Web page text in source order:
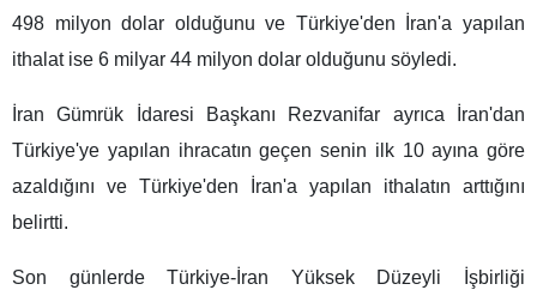
498 milyon dolar olduğunu ve Türkiye'den İran'a yapılan
ithalat ise 6 milyar 44 milyon dolar olduğunu söyledi.
İran Gümrük İdaresi Başkanı Rezvanifar ayrıca İran'dan
Türkiye'ye yapılan ihracatın geçen senin ilk 10 ayına göre
azaldığını ve Türkiye'den İran'a yapılan ithalatın arttığını
belirtti.
Son günlerde Türkiye-İran Yüksek Düzeyli İşbirliği